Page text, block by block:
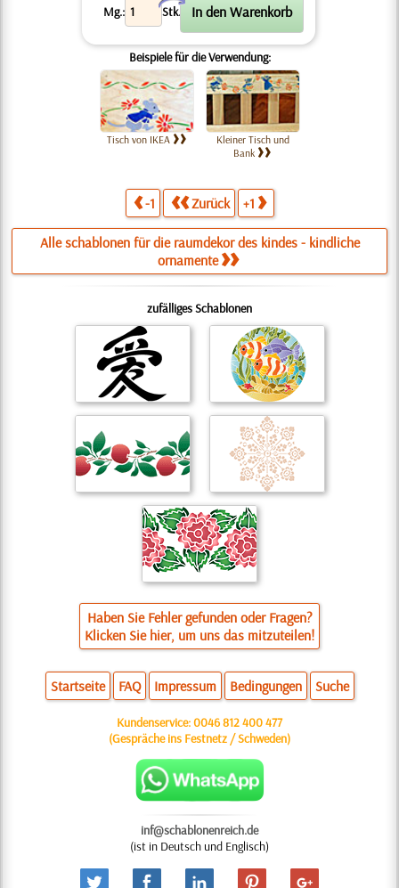
Mg.: Stk.
X
Beispiele für die Verwendung:
Tisch von IKEA
Kleiner Tisch und
Bank
-1 Zurück +1
Alle schablonen für die raumdekor des kindes - kindliche
ornamente
zufälliges Schablonen
Haben Sie Fehler gefunden oder Fragen?
Klicken Sie hier, um uns das mitzuteilen!
Startseite FAQ Impressum Bedingungen Suche
Kundenservice:0046 812 400 477
(Gespräche ins Festnetz / Schweden)
inf@schablonenreich.de
(ist in Deutsch und Englisch)